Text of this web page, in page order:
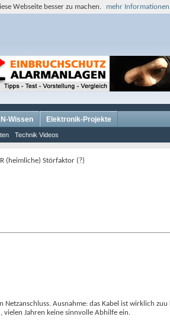
Technik Videos
Wissen Elektronik-Projekte
(heimliche) Störfaktor (?)
Ausnahme: das Kabel ist wirklich
Jahren keine sinnvolle Abhilfe ein.
Webseite besser zu machen. mehr